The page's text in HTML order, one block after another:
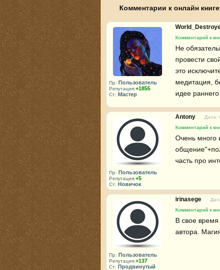
Комментарии к онлайн
Пр: Пользователь
Репутация:+1855
Ст: Мастер
Комментарий к
Не
провести
это
медитация,
идее
Пр: Пользователь
Репутация:+5
Ст: Новичок
Antony
Дата:
Комментарий к
Очень много
часть про
Пр: Пользователь
Репутация:+137
Ст: Продвинутый
irinasege
Комментарий к
В свое время
автора.